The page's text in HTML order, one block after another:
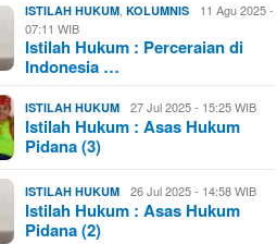
ISTILAH HUKUM ,KOLUMNIS
11 Agu 2025 -
07:11 WIB
Istilah Hukum : Perceraian di
Indonesia …
ISTILAH HUKUM 27 Jul 2025 - 15:25 WIB
Istilah Hukum : Asas Hukum
Pidana (3)
ISTILAH HUKUM 26 Jul 2025 - 14:58 WIB
Istilah Hukum : Asas Hukum
Pidana (2)